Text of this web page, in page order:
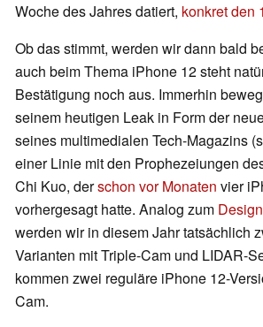
Woche des Jahres datiert, konkret den
Ob das stimmt, werden wir dann bald
auch beim Thema iPhone 12 steht
Bestätigung noch aus. Immerhin
seinem heutigen Leak in Form der
seines multimedialen Tech-Magazins
einer Linie mit den Prophezeiungen
Chi Kuo, derschon vor Monaten vier
vorhergesagt hatte. Analog zum
werden wir in diesem Jahr tatsächlich
Varianten mit Triple-Cam und LIDAR-
kommen zwei reguläre iPhone 12-
Cam.